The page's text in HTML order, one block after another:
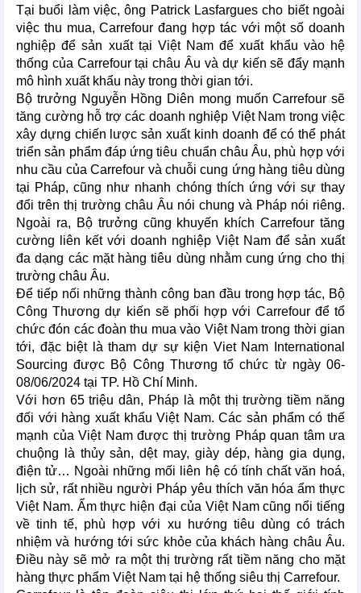
Tại buổi làm việc, ông Patrick Lasfargues cho biết ngoài
việc thu mua, Carrefour đang hợp tác với một số doanh
nghiệp để sản xuất tại Việt Nam để xuất khẩu vào hệ
thống của Carrefour tại châu Âu và dự kiến sẽ đẩy mạnh
mô hình xuất khẩu này trong thời gian tới.
Bộ trưởng Nguyễn Hồng Diên mong muốn Carrefour sẽ
tăng cường hỗ trợ các doanh nghiệp Việt Nam trong việc
xây dựng chiến lược sản xuất kinh doanh để có thể phát
triển sản phẩm đáp ứng tiêu chuẩn châu Âu, phù hợp với
nhu cầu của Carrefour và chuỗi cung ứng hàng tiêu dùng
tại Pháp, cũng như nhanh chóng thích ứng với sự thay
đổi trên thị trường châu Âu nói chung và Pháp nói riêng.
Ngoài ra, Bộ trưởng cũng khuyến khích Carrefour tăng
cường liên kết với doanh nghiệp Việt Nam để sản xuất
đa dạng các mặt hàng tiêu dùng nhằm cung ứng cho thị
trường châu Âu.
Để tiếp nối những thành công ban đầu trong hợp tác, Bộ
Công Thương dự kiến sẽ phối hợp với Carrefour để tổ
chức đón các đoàn thu mua vào Việt Nam trong thời gian
tới, đặc biệt là tham dự sự kiện Viet Nam International
Sourcing được Bộ Công Thương tổ chức từ ngày 06-
08/06/2024 tại TP. Hồ Chí Minh.
Với hơn 65 triệu dân, Pháp là một thị trường tiềm năng
đối với hàng xuất khẩu Việt Nam. Các sản phẩm có thế
mạnh của Việt Nam được thị trường Pháp quan tâm ưa
chuộng là thủy sản, dệt may, giày dép, hàng gia dụng,
điện tử… Ngoài những mối liên hệ có tính chất văn hoá,
lịch sử, rất nhiều người Pháp yêu thích văn hóa ẩm thực
Việt Nam. Ẩm thực hiện đại của Việt Nam cũng nổi tiếng
về tinh tế, phù hợp với xu hướng tiêu dùng có trách
nhiệm và hướng tới sức khỏe của khách hàng châu Âu.
Điều này sẽ mở ra một thị trường rất tiềm năng cho mặt
hàng thực phẩm Việt Nam tại hệ thống siêu thị Carrefour.